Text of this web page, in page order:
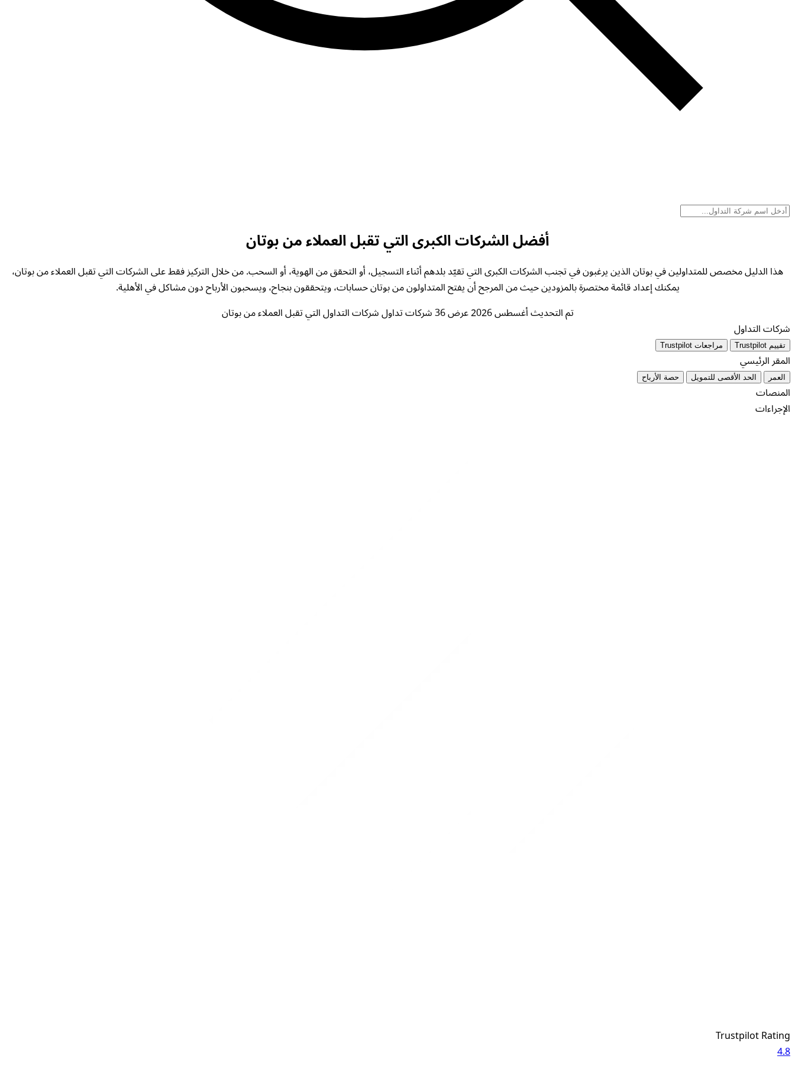
أفضل الشركات الكبرى التي تقبل العملاء من بوتان
هذا الدليل مخصص للمتداولين في بوتان الذين يرغبون في تجنب الشركات الكبرى التي تقيّد بلدهم أثناء التسجيل، أو التحقق من الهوية، أو السحب. من خلال التركيز فقط على الشركات التي تقبل العملاء من بوتان،
يمكنك إعداد قائمة مختصرة بالمزودين حيث من المرجح أن يفتح المتداولون من بوتان حسابات، ويتحققون بنجاح، ويسحبون الأرباح دون مشاكل في الأهلية.
تم التحديث أغسطس 2026
عرض 36 شركات تداول شركات التداول التي تقبل العملاء من بوتان
شركات التداول
تقييم Trustpilot مراجعات Trustpilot
المقر الرئيسي
العمر الحد الأقصى للتمويل حصة الأرباح
المنصات
الإجراءات
Trustpilot Rating
4.8